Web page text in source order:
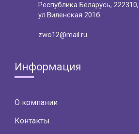
Республика Беларусь,
ул.Виленская 201б
zwo12@mail.ru
Информация
О компании
Контакты